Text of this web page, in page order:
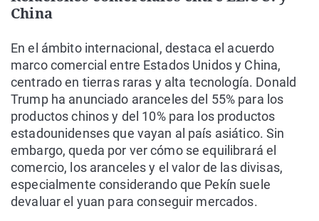
China
En el ámbito internacional, destaca el acuerdo
marco comercial entre Estados Unidos y China,
centrado en tierras raras y alta tecnología. Donald
Trump ha anunciado aranceles del 55% para los
productos chinos y del 10% para los productos
estadounidenses que vayan al país asiático. Sin
embargo, queda por ver cómo se equilibrará el
comercio, los aranceles y el valor de las divisas,
especialmente considerando que Pekín suele
devaluar el yuan para conseguir mercados.